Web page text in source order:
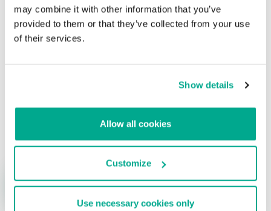
may combine it with other information that you’ve
provided to them or that they’ve collected from your use
of their services.
Show details
Allow all cookies
Customize
Use necessary cookies only
Su dirección de correo electrónico no será publicada.
campos obligatorios están marcados con *